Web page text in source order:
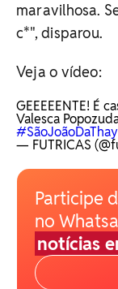
maravilhosa.
c*", disparou.
Veja o vídeo:
GEEEEENTE! É
Valesca
#SãoJoãoDaThay
— FUTRICAS
Participe
no
notícias